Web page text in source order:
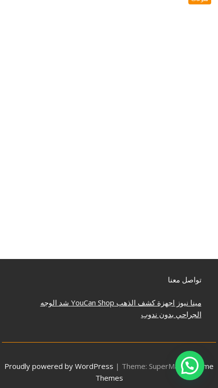
تواصل معنا
مينا نيوز اجهزة كشف الذهب YouCan Shop شد الوجه
الجراحي بدون ندوب
Proudly powered by WordPress | Theme: SuperMag by Acme
Themes